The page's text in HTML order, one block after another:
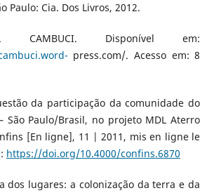
Paulo: Cia. Dos Livros, 2012.
CAMBUCI. Disponível em:
press.com/. Acesso em: 8
da participação da comunidade do
São Paulo/Brasil, no projeto MDL Aterro
[En ligne], 11 | 2011, mis en ligne le
https://doi.org/10.4000/confins.6870
dos lugares: a colonização da terra e da